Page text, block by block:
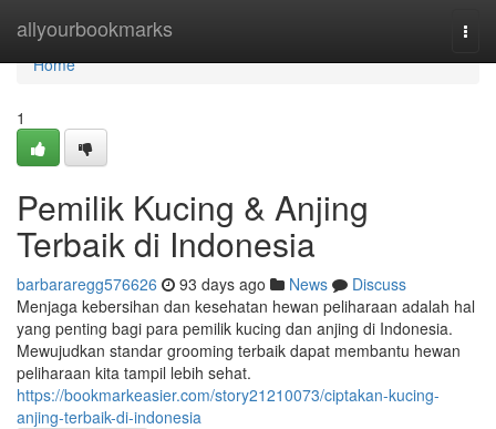
allyourbookmarks
Home
Home
1
Pemilik Kucing & Anjing
Terbaik di Indonesia
barbararegg576626 93 days ago News
Discuss
Menjaga kebersihan dan kesehatan hewan peliharaan adalah hal
yang penting bagi para pemilik kucing dan anjing di Indonesia.
Mewujudkan standar grooming terbaik dapat membantu hewan
peliharaan kita tampil lebih sehat.
https://bookmarkeasier.com/story21210073/ciptakan-kucing-
anjing-terbaik-di-indonesia